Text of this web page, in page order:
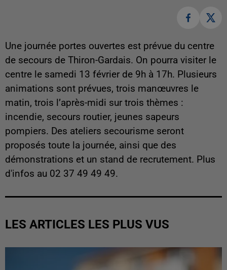
Une journée portes ouvertes est prévue du centre
de secours de Thiron-Gardais. On pourra visiter le
centre le samedi 13 février de 9h à 17h. Plusieurs
animations sont prévues, trois manœuvres le
matin, trois l’après-midi sur trois thèmes :
incendie, secours routier, jeunes sapeurs
pompiers. Des ateliers secourisme seront
proposés toute la journée, ainsi que des
démonstrations et un stand de recrutement. Plus
d'infos au 02 37 49 49 49.
LES ARTICLES LES PLUS VUS